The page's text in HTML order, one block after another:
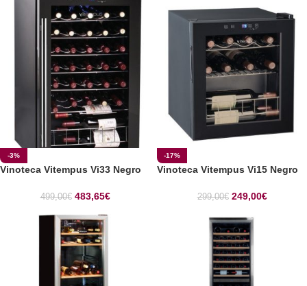
-3%
Vinoteca Vitempus Vi33 Negro
499,00€ 483,65€
-17%
Vinoteca Vitempus Vi15 Negro
299,00€ 249,00€